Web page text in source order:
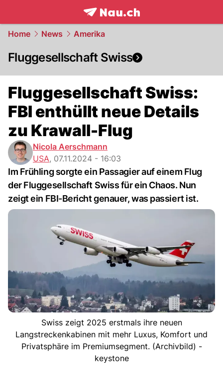
frontpage.NAU.ch
Home News Amerika
Fluggesellschaft Swiss
Fluggesellschaft Swiss:
FBI enthüllt neue Details
zu Krawall-Flug
Nicola Aerschmann
USA, 07.11.2024 - 16:03
Im Frühling sorgte ein Passagier auf einem Flug
der Fluggesellschaft Swiss für ein Chaos. Nun
zeigt ein FBI-Bericht genauer, was passiert ist.
Swiss zeigt 2025 erstmals ihre neuen
Langstreckenkabinen mit mehr Luxus, Komfort und
Privatsphäre im Premiumsegment. (Archivbild) -
keystone